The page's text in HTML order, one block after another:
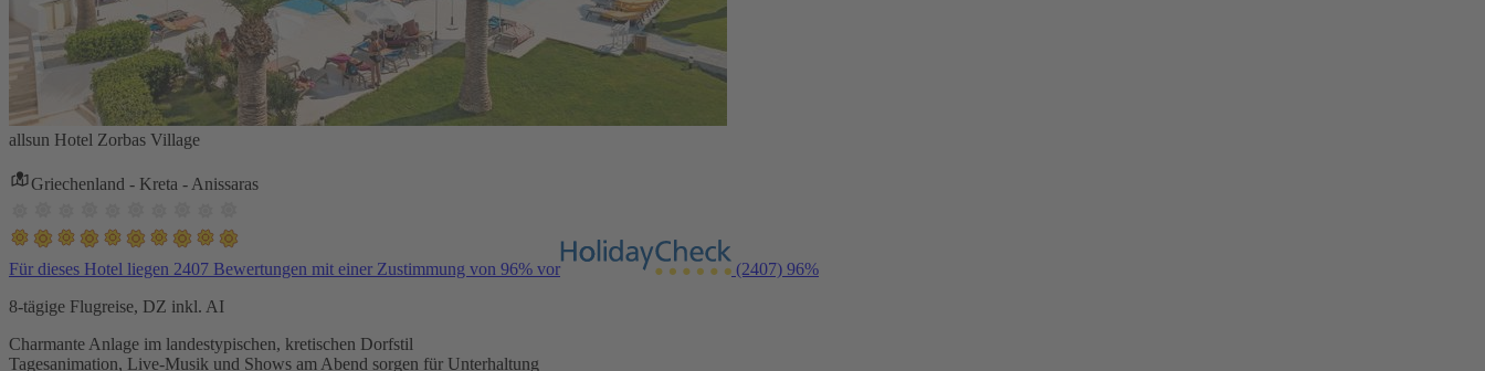
allsun Hotel Zorbas Village
Griechenland - Kreta - Anissaras
Für dieses Hotel liegen 2407 Bewertungen mit einer Zustimmung von 96% vor (2407) 96%
8-tägige Flugreise, DZ inkl. AI
Charmante Anlage im landestypischen, kretischen Dorfstil
Tagesanimation, Live-Musik und Shows am Abend sorgen für Unterhaltung